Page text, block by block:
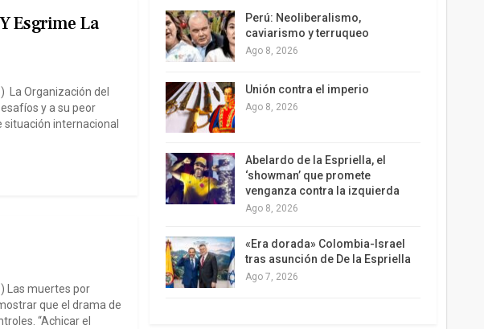
Esgrime La
La Organización del
y a su peor
situación internacional
Las muertes por
que el drama de
“Achicar el
Perú: Neoliberalismo,
caviarismo y terruqueo
Ago 8, 2026
Unión contra el imperio
Ago 8, 2026
Abelardo de la Espriella, el
‘showman’ que promete
venganza contra la izquierda
Ago 8, 2026
«Era dorada» Colombia-Israel
tras asunción de De la Espriella
Ago 7, 2026